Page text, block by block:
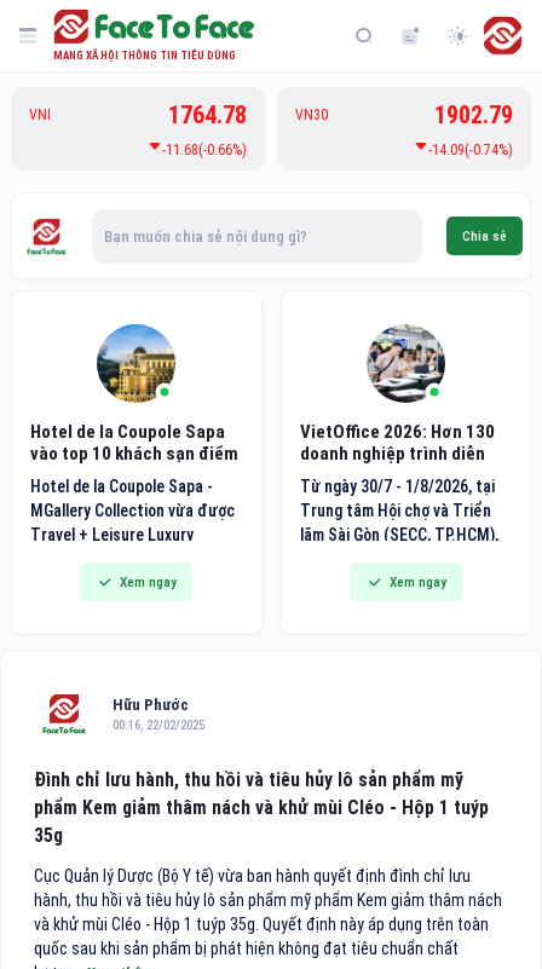
MẠNG XÃ HỘI THÔNG TIN TIÊU DÙNG
VNI 1764.78
-11.68(-0.66%)
VN30 1902.79
-14.09(-0.74%)
Bạn muốn chia sẻ nội dung gì? Chia sẻ
Hotel de la Coupole Sapa
vào top 10 khách sạn điểm
đến nội địa hàng đầu Việt
Nam
Hotel de la Coupole Sapa -
MGallery Collection vừa được
Travel + Leisure Luxury
Awards khu vực châu Á - Thái
Bình Dương 2026 vinh danh
trong danh sách 10 khách sạn
Xem ngay
VietOffice 2026: Hơn 130
doanh nghiệp trình diễn
công nghệ văn phòng mới
Từ ngày 30/7 - 1/8/2026, tại
Trung tâm Hội chợ và Triển
lãm Sài Gòn (SECC, TP.HCM),
Triển lãm Quốc tế về Giải pháp
Văn phòng thông minh, Thiết
bị, Máy và Văn phòng phẩm
Xem ngay
Hữu Phước
00:16, 22/02/2025
Đình chỉ lưu hành, thu hồi và tiêu hủy lô sản phẩm mỹ
phẩm Kem giảm thâm nách và khử mùi Cléo - Hộp 1 tuýp
35g
Cục Quản lý Dược (Bộ Y tế) vừa ban hành quyết định đình chỉ lưu
hành, thu hồi và tiêu hủy lô sản phẩm mỹ phẩm Kem giảm thâm nách
và khử mùi Cléo - Hộp 1 tuýp 35g. Quyết định này áp dụng trên toàn
quốc sau khi sản phẩm bị phát hiện không đạt tiêu chuẩn chất